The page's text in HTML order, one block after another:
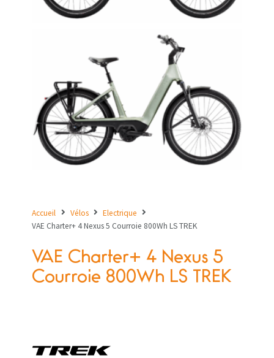
Accueil Vélos
Electrique
VAE Charter+ 4 Nexus 5 Courroie 800Wh LS TREK
VAE Charter+ 4 Nexus 5
Courroie 800Wh LS TREK